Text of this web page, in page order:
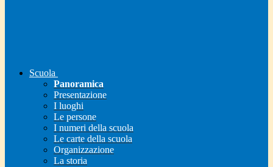
Scuola
Panoramica
Presentazione
I luoghi
Le persone
I numeri della scuola
Le carte della scuola
Organizzazione
La storia